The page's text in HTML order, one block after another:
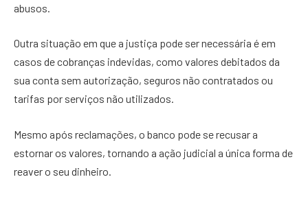
abusos.
Outra situação em que a justiça pode ser necessária é em
casos de cobranças indevidas, como valores debitados da
sua conta sem autorização, seguros não contratados ou
tarifas por serviços não utilizados.
Mesmo após reclamações, o banco pode se recusar a
estornar os valores, tornando a ação judicial a única forma de
reaver o seu dinheiro.